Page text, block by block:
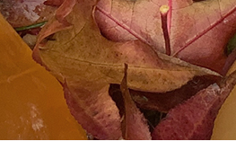
Snack/Apéritif
Repas Box